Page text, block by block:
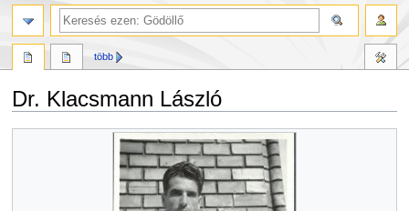
Dr. Klacsmann László
több